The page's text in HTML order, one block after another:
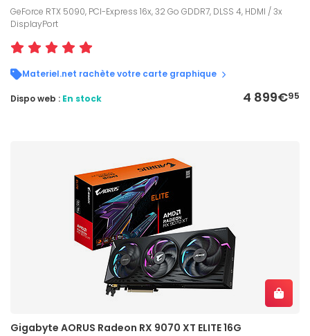
GeForce RTX 5090, PCI-Express 16x, 32 Go GDDR7, DLSS 4, HDMI / 3x
DisplayPort
Materiel.net rachète votre carte graphique
4 899€95
Dispo web : En stock
Gigabyte AORUS Radeon RX 9070 XT ELITE 16G